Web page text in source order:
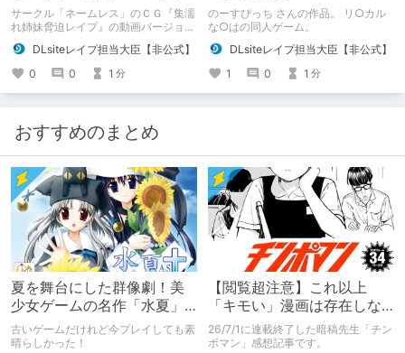
た近所で有名な美人姉妹～
(モーションコミック版)】
サークル「ネームレス」のＣＧ『集濡
れ姉妹脅迫レイプ』の動画バージョ
ン。
DLsiteレイプ担当大臣【非公式】
0
0 1 分
のーすぴっち さんの作品。 リ○カル
な○はの同人ゲーム。
DLsiteレイプ担当大臣【非公式】
1
0 1 分
おすすめのまとめ
夏を舞台にした群像劇！美
少女ゲームの名作「水夏」
を今こそ！
古いゲームだけれど今プレイしても素
晴らしかった！
【閲覧超注意】これ以上
「キモい」漫画は存在しな
い？チンポマンとかいう
「魂の殺人」の完成形
26/7/1に連載終了した暗稿先生「チン
ポマン」感想記事です。